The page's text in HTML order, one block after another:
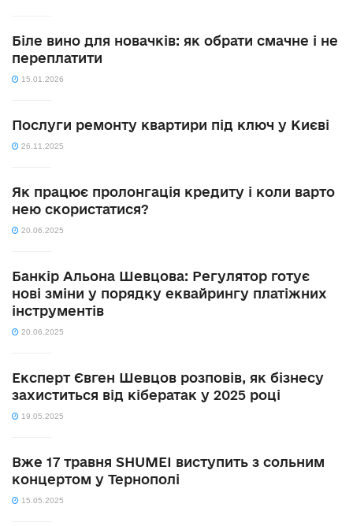
Біле вино для новачків: як обрати смачне і не
переплатити
15.01.2026
Послуги ремонту квартири під ключ у Києві
26.11.2025
Як працює пролонгація кредиту і коли варто
нею скористатися?
20.06.2025
Банкір Альона Шевцова: Регулятор готує
нові зміни у порядку еквайрингу платіжних
інструментів
20.06.2025
Експерт Євген Шевцов розповів, як бізнесу
захиститься від кібератак у 2025 році
19.05.2025
Вже 17 травня SHUMEI виступить з сольним
концертом у Тернополі
15.05.2025